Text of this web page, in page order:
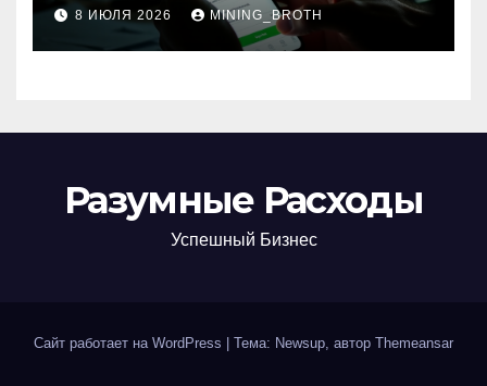
8 ИЮЛЯ 2026 MINING_BROTH
Разумные Расходы
Успешный Бизнес
Сайт работает на WordPress Тема: Newsup, автор Themeansar